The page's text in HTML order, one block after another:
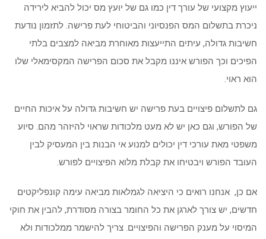
ייעוץ מקצועי של עורך דין כמו גם של יועץ מס יכול להביא לירידה
ניכרת בתשלום המס הפנסיוני והביטוחי לעת פרישה. לתזמון נודעת
חשיבות גדולה, עיתים התייעצות מאוחרת מביאה למצבים בלתי
הפיכים וכך הפורש איננו מקבל את סכום הפרישה המקסימאלי שלו
הוא ראוי.
גם לתשלום פיצויים בעת פרישה יש חשיבות גדולה על איכות החיים
של הפורש, וגם כאן יש לא מעט מלכודות שראוי להיזהר מהם. סיוע
משפטי מאת עורכי דין יכולים למנוע אי הבנות בין המעסיק לבין
העובד הפורש ויבטיחו את קבלת מלוא הפיצויים לפורש.
אם כן, אנחנו רואים כי היציאה לגמלאות מביאה עימה קונפליקטים
חדשים, יש צורך לארגן את כל החומר בצורה מסודרת, להבין את חוקי
המיסוי על מענק הפרישה והפיצויים. צריך להישמר ממלכודות ולא